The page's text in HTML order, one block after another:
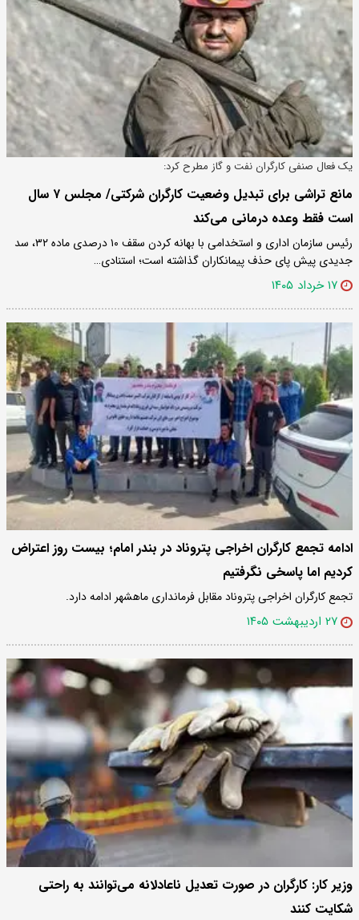
یک فعال صنفی کارگران نفت و گاز مطرح کرد:
مانع تراشی برای تبدیل وضعیت کارگران شرکتی/ مجلس ۷ سال
است فقط وعده درمانی می‌کند
رئیس سازمان اداری و استخدامی با بهانه کردن سقف ۱۰ درصدی ماده ۳۲، سد
جدیدی پیش پای حذف پیمانکاران گذاشته است؛ استنادی…
۱۷ خرداد ۱۴۰۵
ادامه تجمع کارگران اخراجی پتروناد در بندر امام؛ بیست روز اعتراض
کردیم اما پاسخی نگرفتیم
تجمع کارگران اخراجی پتروناد مقابل فرمانداری ماهشهر ادامه دارد.
۲۷ اردیبهشت ۱۴۰۵
وزیر کار: کارگران در صورت تعدیل ناعادلانه می‌توانند به راحتی
شکایت کنند